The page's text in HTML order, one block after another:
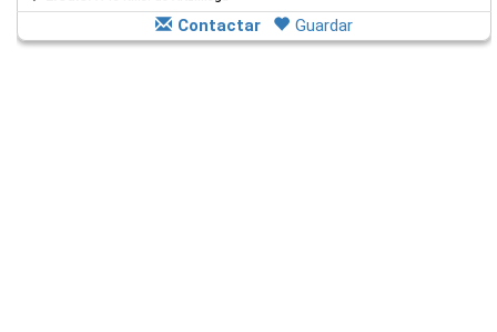
Contactar Guardar